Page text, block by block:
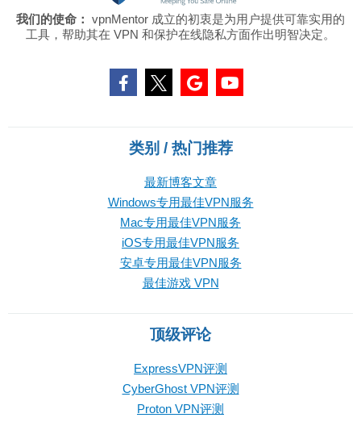
我们的使命： vpnMentor 成立的初衷是为用户提供可靠实用的
工具，帮助其在 VPN 和保护在线隐私方面作出明智决定。
类别 / 热门推荐
最新博客文章
Windows专用最佳VPN服务
Mac专用最佳VPN服务
iOS专用最佳VPN服务
安卓专用最佳VPN服务
最佳游戏 VPN
顶级评论
ExpressVPN评测
CyberGhost VPN评测
Proton VPN评测